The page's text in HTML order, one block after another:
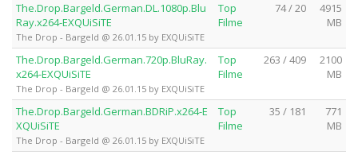
The.Drop.Bargeld.German.DL.1080p.Blu
Ray.x264-EXQUiSiTE
The Drop - Bargeld @ 26.01.15 by EXQUiSiTE
Top
Filme
74 / 20
4915
MB
The.Drop.Bargeld.German.720p.BluRay.
x264-EXQUiSiTE
The Drop - Bargeld @ 26.01.15 by EXQUiSiTE
Top
Filme
263 / 409
2100
MB
The.Drop.Bargeld.German.BDRiP.x264-E
XQUiSiTE
The Drop - Bargeld @ 26.01.15 by EXQUiSiTE
Top
Filme
35 / 181
771
MB